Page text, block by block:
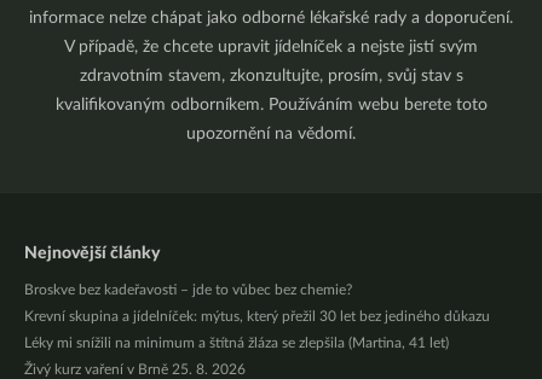
informace nelze chápat jako odborné lékařské rady a doporučení.
V případě, že chcete upravit jídelníček a nejste jistí svým
zdravotním stavem, zkonzultujte, prosím, svůj stav s
kvalifikovaným odborníkem. Používáním webu berete toto
upozornění na vědomí.
Nejnovější články
Broskve bez kadeřavosti – jde to vůbec bez chemie?
Krevní skupina a jídelníček: mýtus, který přežil 30 let bez jediného důkazu
Léky mi snížili na minimum a štítná žláza se zlepšila (Martina, 41 let)
Živý kurz vaření v Brně 25. 8. 2026